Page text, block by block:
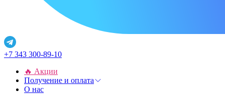
+7 343 300-89-10
🔥 Акции
Получение и оплата
О нас